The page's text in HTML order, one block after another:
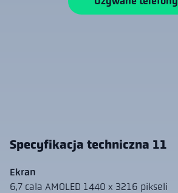
Specyfikacja techniczna 11
Ekran
6,7 cala AMOLED 1440 x 3216 pikseli